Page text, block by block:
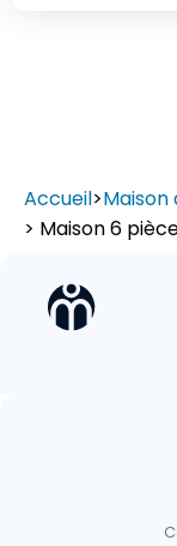
Accueil>Maison
> Maison 6